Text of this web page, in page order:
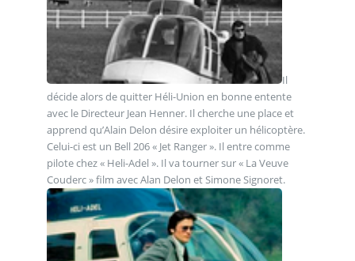
Il
décide alors de quitter Héli-Union en bonne entente
avec le Directeur Jean Henner. Il cherche une place et
apprend qu’Alain Delon désire exploiter un hélicoptère.
Celui-ci est un Bell 206 « Jet Ranger ». Il entre comme
pilote chez « Heli-Adel ». Il va tourner sur « La Veuve
Couderc » film avec Alan Delon et Simone Signoret.